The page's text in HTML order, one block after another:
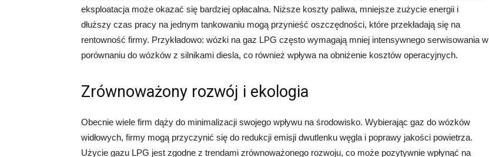
eksploatacja może okazać się bardziej opłacalna. Niższe koszty paliwa, mniejsze zużycie energii i
dłuższy czas pracy na jednym tankowaniu mogą przynieść oszczędności, które przekładają się na
rentowność firmy. Przykładowo: wózki na gaz LPG często wymagają mniej intensywnego serwisowania w
porównaniu do wózków z silnikami diesla, co również wpływa na obniżenie kosztów operacyjnych.
Zrównoważony rozwój i ekologia
Obecnie wiele firm dąży do minimalizacji swojego wpływu na środowisko. Wybierając gaz do wózków
widłowych, firmy mogą przyczynić się do redukcji emisji dwutlenku węgla i poprawy jakości powietrza.
Użycie gazu LPG jest zgodne z trendami zrównoważonego rozwoju, co może pozytywnie wpłynąć na